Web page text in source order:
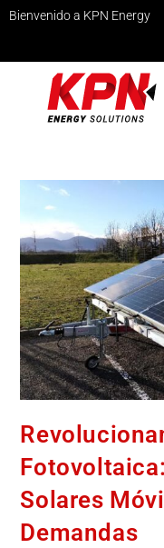
Bienvenido a KPN Energy
Solares
Demandas